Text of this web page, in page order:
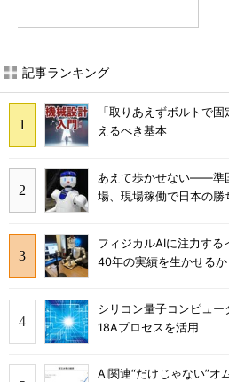
記事ランキング
「取りあえずボルトで
えるべき基本
あえて歩かせない――準
場、現場稼働で日本の勝
フィジカルAIに注力する
40年の実績を生かせるか
シリコン量子コンピュ
18Aプロセスを活用
AI関連“だけじゃない”オ